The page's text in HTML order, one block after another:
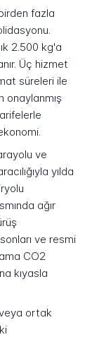
fazla
2.500 kg'a
Üç hizmet
süreleri ile
onaylanmış
ve
yılda
ağır
ve resmi
CO2
kıyasla
veya ortak